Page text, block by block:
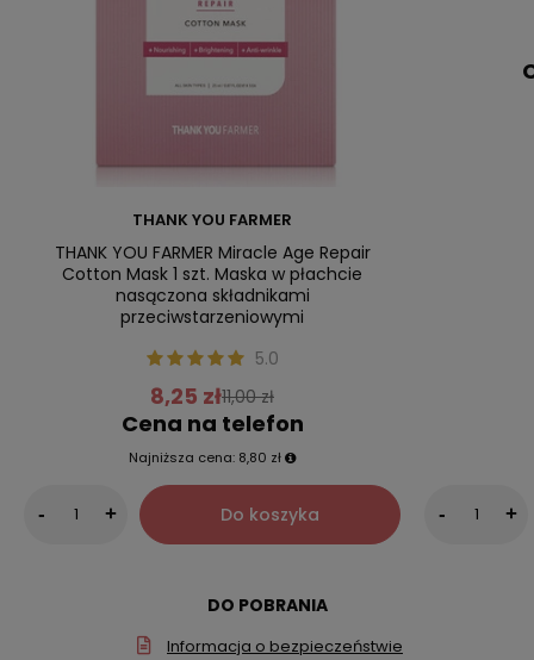
THANK YOU FARMER
THANK YOU FARMER Miracle Age Repair
Cotton Mask 1 szt. Maska w płachcie
nasączona składnikami
przeciwstarzeniowymi
5.0
8,25 zł11,00 zł
Cena na telefon
Najniższa cena: 8,80 zł
- + Do koszyka - +
DO POBRANIA
Informacja o bezpieczeństwie